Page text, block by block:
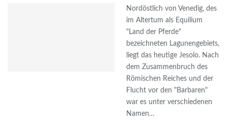
Nordöstlich von Venedig, des
im Altertum als Equilium
"Land der Pferde"
bezeichneten Lagunengebiets,
liegt das heutige Jesolo. Nach
dem Zusammenbruch des
Römischen Reiches und der
Flucht vor den "Barbaren"
war es unter verschiedenen
Namen…